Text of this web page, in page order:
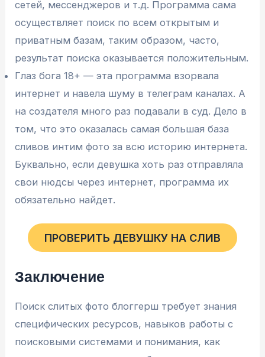
сетей, мессенджеров и т.д. Программа сама
осуществляет поиск по всем открытым и
приватным базам, таким образом, часто,
результат поиска оказывается положительным.
Глаз бога 18+ — эта программа взорвала
интернет и навела шуму в телеграм каналах. А
на создателя много раз подавали в суд. Дело в
том, что это оказалась самая большая база
сливов интим фото за всю историю интернета.
Буквально, если девушка хоть раз отправляла
свои нюдсы через интернет, программа их
обязательно найдет.
ПРОВЕРИТЬ ДЕВУШКУ НА СЛИВ
Заключение
Поиск слитых фото блоггерш требует знания
специфических ресурсов, навыков работы с
поисковыми системами и понимания, как